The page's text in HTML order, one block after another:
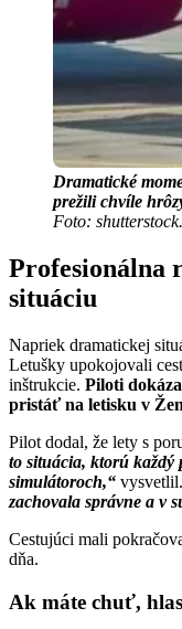
Dramatické
prežili chvíle
Foto:
Profesionálna
situáciu
Napriek dramatickej
Letušky upokojovali
inštrukcie. Piloti
pristáť na letisku v
Pilot dodal, že lety s
to situácia, ktorú
simulátoroch,“
zachovala správne a v
Cestujúci mali
dňa.
Ak máte chuť,